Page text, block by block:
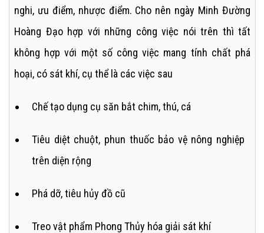
nghi, ưu điểm, nhược điểm. Cho nên ngày Minh Đường
Hoàng Đạo hợp với những công việc nói trên thì tất
không hợp với một số công việc mang tính chất phá
hoại, có sát khí, cụ thể là các việc sau
Chế tạo dụng cụ săn bắt chim, thú, cá
Tiêu diệt chuột, phun thuốc bảo vệ nông nghiệp
trên diện rộng
Phá dỡ, tiêu hủy đồ cũ
Treo vật phẩm Phong Thủy hóa giải sát khí